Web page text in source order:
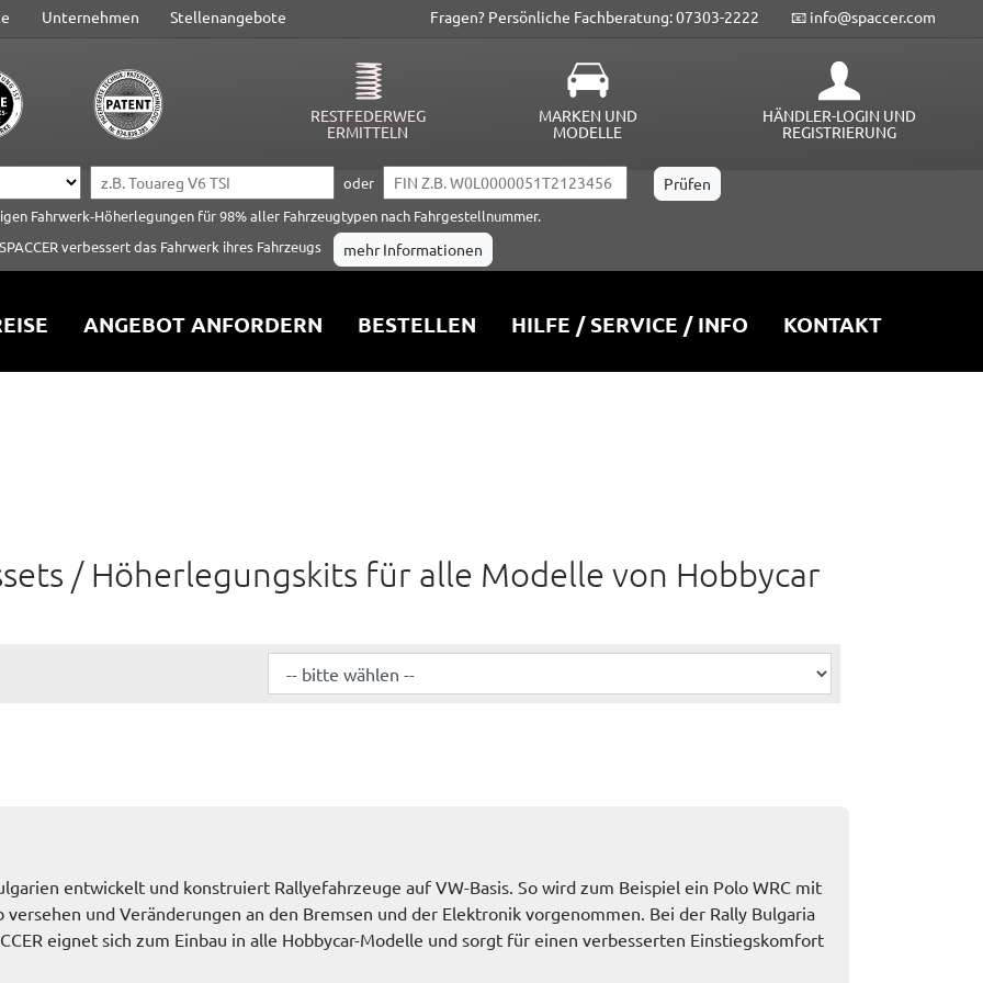
Unternehmen Stellenangebote Fragen? Persönliche Fachberatung: 07303-2222 📧 info@spaccer.com
RESTFEDERWEG
ERMITTELN
MARKEN UND
MODELLE
HÄNDLER-LOGIN UND
REGISTRIERUNG
oder
Fahrwerk-Höherlegungen für 98% aller Fahrzeugtypen nach Fahrgestellnummer.
SPACCER verbessert das Fahrwerk ihres Fahrzeugs
mehr Informationen
ANGEBOT ANFORDERN BESTELLEN HILFE / SERVICE / INFO KONTAKT
/ Höherlegungskits für alle Modelle von Hobbycar
entwickelt und konstruiert Rallyefahrzeuge auf VW-Basis. So wird zum Beispiel ein Polo WRC mit
und Veränderungen an den Bremsen und der Elektronik vorgenommen. Bei der Rally Bulgaria
eignet sich zum Einbau in alle Hobbycar-Modelle und sorgt für einen verbesserten Einstiegskomfort